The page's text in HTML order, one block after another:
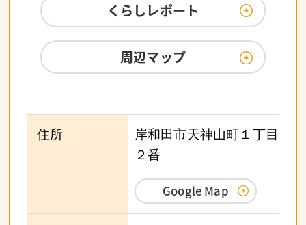
くらしレポート
周辺マップ
住所
岸和田市天神山町１丁目
２番
Google Map